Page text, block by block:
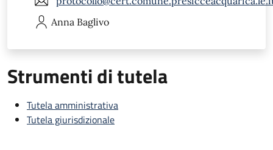
Anna Baglivo
Strumenti di tutela
Tutela amministrativa
Tutela giurisdizionale